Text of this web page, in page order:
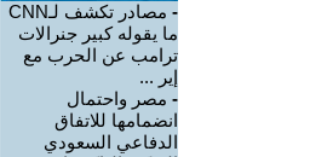
-
مصادر تكشف لـCNN
ما يقوله كبير جنرالات
ترامب عن الحرب مع
إير ...
- مصر واحتمال
انضمامها للاتفاق
الدفاعي السعودي